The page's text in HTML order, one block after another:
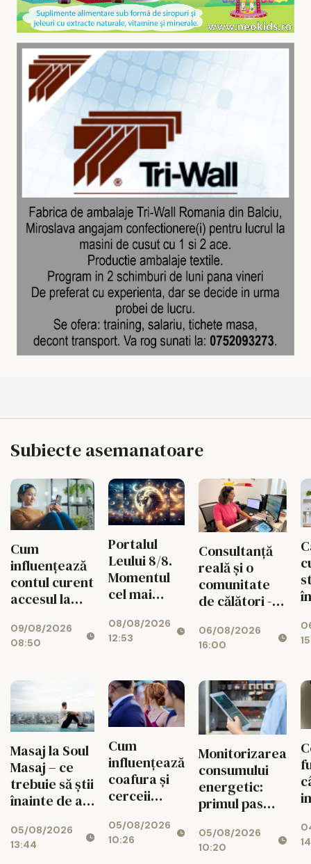
Subiecte asemanatoare
Cum
influențează
contul curent
accesul la
09/08/2026
08:50
Portalul
Leului 8/8.
Momentul
cel mai
verii
08/08/2026
12:53
Consultanță
reală și o
comunitate
de călători -
spatele
fiecărui
CISTOUR
06/08/2026
16:00
Masaj la Soul
Masaj – ce
trebuie să știi
înainte de a
programare?
05/08/2026
13:44
Cum
influențează
coafura și
cerceii
care o lași la
prima
05/08/2026
10:26
Monitorizarea
consumului
energetic:
primul pas
reducerea
costurilor
05/08/2026
10:20